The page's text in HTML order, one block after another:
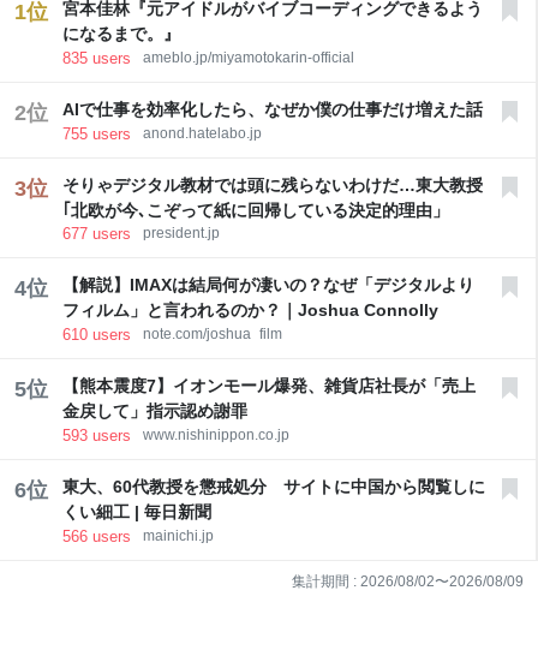
作られた動画には、“被爆の… 6 users NHKニュース
1位
宮本佳林『元アイドルがバイブコーディングできるよう
になるまで。』
835 users ameblo.jp/miyamotokarin-official
2位 AIで仕事を効率化したら、なぜか僕の仕事だけ増えた話
755 users anond.hatelabo.jp
3位
そりゃデジタル教材では頭に残らないわけだ…東大教授
｢北欧が今､こぞって紙に回帰している決定的理由」
677 users president.jp
4位
【解説】IMAXは結局何が凄いの？なぜ「デジタルより
フィルム」と言われるのか？｜Joshua Connolly
610 users note.com/joshua_film
5位
【熊本震度7】イオンモール爆発、雑貨店社長が「売上
金戻して」指示認め謝罪
593 users www.nishinippon.co.jp
6位
東大、60代教授を懲戒処分 サイトに中国から閲覧しに
くい細工 | 毎日新聞
566 users mainichi.jp
集計期間 : 2026/08/02〜2026/08/09